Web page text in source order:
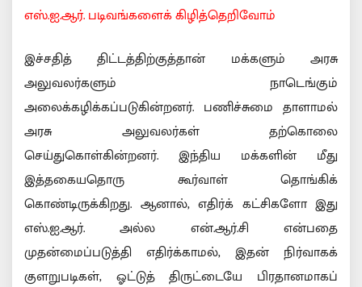
எஸ்.ஐ.ஆர். படிவங்களைக் கிழித்தெறிவோம்
இச்சதித் திட்டத்திற்குத்தான் மக்களும் அரசு
அலுவலர்களும் நாடெங்கும்
அலைக்கழிக்கப்படுகின்றனர். பணிச்சுமை தாளாமல்
அரசு அலுவலர்கள் தற்கொலை
செய்துகொள்கின்றனர். இந்திய மக்களின் மீது
இத்தகையதொரு கூர்வாள் தொங்கிக்
கொண்டிருக்கிறது. ஆனால், எதிர்க் கட்சிகளோ இது
எஸ்.ஐ.ஆர். அல்ல என்.ஆர்.சி என்பதை
முதன்மைப்படுத்தி எதிர்க்காமல், இதன் நிர்வாகக்
குளறுபடிகள், ஓட்டுத் திருட்டையே பிரதானமாகப்